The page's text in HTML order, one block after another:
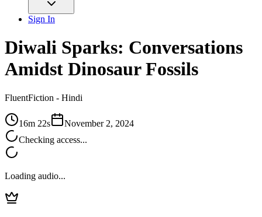
Sign In
Diwali Sparks: Conversations
Amidst Dinosaur Fossils
FluentFiction - Hindi
16m 22s
November 2, 2024
Checking access...
Loading audio...